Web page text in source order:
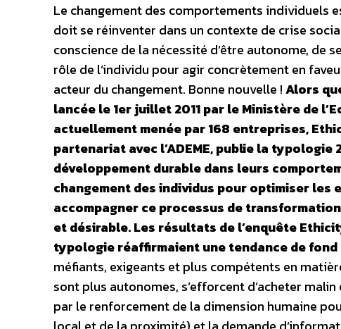
Le changement des comportements individuels
doit se réinventer dans un contexte de crise
conscience de la nécessité d’être autonome, de
rôle de l’individu pour agir concrètement en
acteur du changement. Bonne nouvelle !Alors
lancée le 1er juillet 2011 par le Ministère de
actuellement menée par 168 entreprises,
partenariat avec l’ADEME, publie la typologie
développement durable dans leurs
changement des individus pour optimiser
accompagner ce processus de
et désirable.Les résultats de l’enquête
typologie réaffirmaient une tendance de fond
méfiants, exigeants et plus compétents en
sont plus autonomes, s’efforcent d’acheter
par le renforcement de la dimension humaine